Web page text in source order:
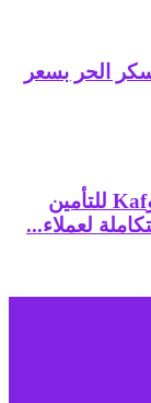
الحر بسعر
تحالف بين بنك NXT وKaf للتأمين
لعملاء...